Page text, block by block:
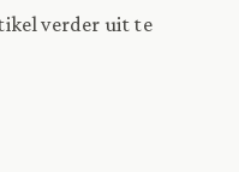
verder uit te